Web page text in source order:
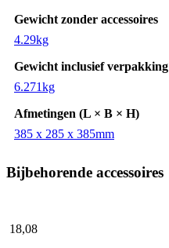
Gewicht zonder accessoires
4.29kg
Gewicht inclusief verpakking
6.271kg
Afmetingen (L × B × H)
385 x 285 x 385mm
Bijbehorende accessoires
18,08